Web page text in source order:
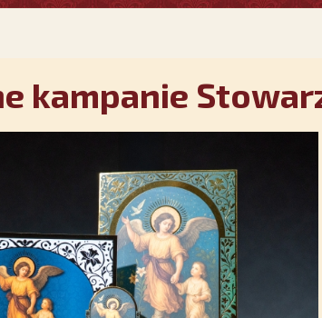
kampanie